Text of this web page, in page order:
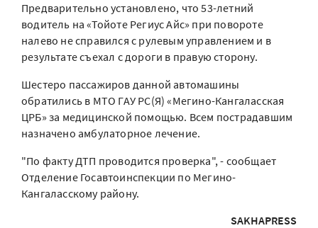
Предварительно установлено, что 53-летний
водитель на «Тойоте Региус Айс» при повороте
налево не справился с рулевым управлением и в
результате съехал с дороги в правую сторону.
Шестеро пассажиров данной автомашины
обратились в МТО ГАУ РС(Я) «Мегино-Кангаласская
ЦРБ» за медицинской помощью. Всем пострадавшим
назначено амбулаторное лечение.
"По факту ДТП проводится проверка", - сообщает
Отделение Госавтоинспекции по Мегино-
Кангаласскому району.
SAKHAPRESS